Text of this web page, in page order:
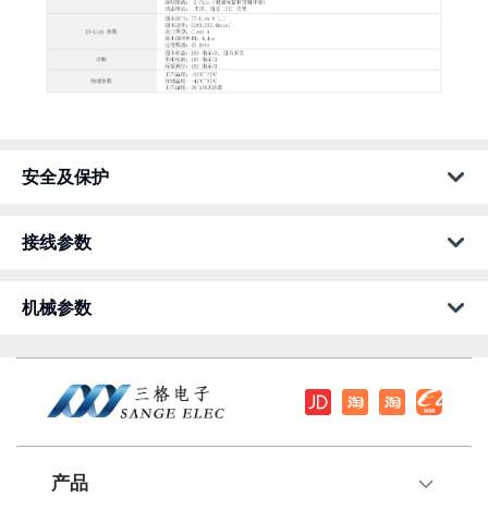
安全及保护
接线参数
机械参数
产品